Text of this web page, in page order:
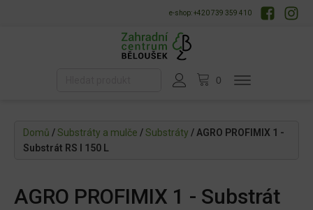
e-shop: +420 739 359 410
Domů /Substráty a mulče /Substráty / AGRO PROFIMIX 1 -
Substrát RS I 150 L
AGRO PROFIMIX 1 - Substrát